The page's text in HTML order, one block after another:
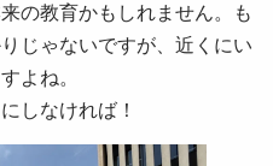
の教育かもしれません。も
じゃないですが、近くにい
よね。
しなければ！